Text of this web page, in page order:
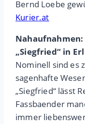
Bernd Loebe
Kurier.at
„Siegfried“ in Erl
Nominell sind es
sagenhafte
„Siegfried“ lässt
Fassbaender
immer